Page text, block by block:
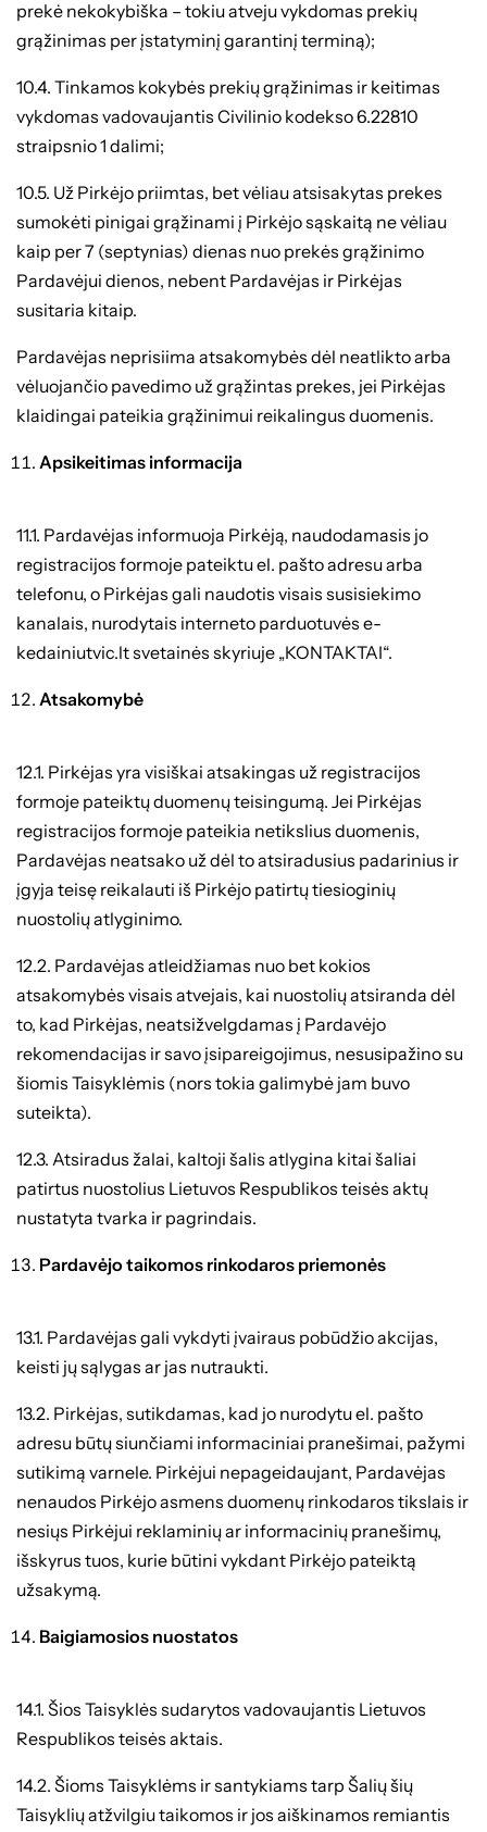
prekė nekokybiška – tokiu atveju vykdomas prekių
grąžinimas per įstatyminį garantinį terminą);
10.4. Tinkamos kokybės prekių grąžinimas ir keitimas
vykdomas vadovaujantis Civilinio kodekso 6.22810
straipsnio 1 dalimi;
10.5. Už Pirkėjo priimtas, bet vėliau atsisakytas prekes
sumokėti pinigai grąžinami į Pirkėjo sąskaitą ne vėliau
kaip per 7 (septynias) dienas nuo prekės grąžinimo
Pardavėjui dienos, nebent Pardavėjas ir Pirkėjas
susitaria kitaip.
Pardavėjas neprisiima atsakomybės dėl neatlikto arba
vėluojančio pavedimo už grąžintas prekes, jei Pirkėjas
klaidingai pateikia grąžinimui reikalingus duomenis.
Apsikeitimas informacija
11.1. Pardavėjas informuoja Pirkėją, naudodamasis jo
registracijos formoje pateiktu el. pašto adresu arba
telefonu, o Pirkėjas gali naudotis visais susisiekimo
kanalais, nurodytais interneto parduotuvės e-
kedainiutvic.lt svetainės skyriuje „KONTAKTAI“.
Atsakomybė
12.1. Pirkėjas yra visiškai atsakingas už registracijos
formoje pateiktų duomenų teisingumą. Jei Pirkėjas
registracijos formoje pateikia netikslius duomenis,
Pardavėjas neatsako už dėl to atsiradusius padarinius ir
įgyja teisę reikalauti iš Pirkėjo patirtų tiesioginių
nuostolių atlyginimo.
12.2. Pardavėjas atleidžiamas nuo bet kokios
atsakomybės visais atvejais, kai nuostolių atsiranda dėl
to, kad Pirkėjas, neatsižvelgdamas į Pardavėjo
rekomendacijas ir savo įsipareigojimus, nesusipažino su
šiomis Taisyklėmis (nors tokia galimybė jam buvo
suteikta).
12.3. Atsiradus žalai, kaltoji šalis atlygina kitai šaliai
patirtus nuostolius Lietuvos Respublikos teisės aktų
nustatyta tvarka ir pagrindais.
Pardavėjo taikomos rinkodaros priemonės
13.1. Pardavėjas gali vykdyti įvairaus pobūdžio akcijas,
keisti jų sąlygas ar jas nutraukti.
13.2. Pirkėjas, sutikdamas, kad jo nurodytu el. pašto
adresu būtų siunčiami informaciniai pranešimai, pažymi
sutikimą varnele. Pirkėjui nepageidaujant, Pardavėjas
nenaudos Pirkėjo asmens duomenų rinkodaros tikslais ir
nesiųs Pirkėjui reklaminių ar informacinių pranešimų,
išskyrus tuos, kurie būtini vykdant Pirkėjo pateiktą
užsakymą.
Baigiamosios nuostatos
14.1. Šios Taisyklės sudarytos vadovaujantis Lietuvos
Respublikos teisės aktais.
14.2. Šioms Taisyklėms ir santykiams tarp Šalių šių
Taisyklių atžvilgiu taikomos ir jos aiškinamos remiantis